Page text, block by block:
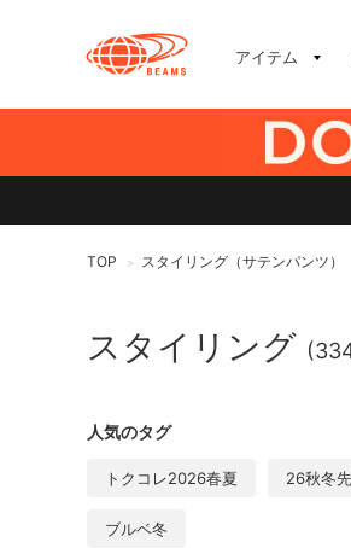
アイテム
TOP > スタイリング（サテンパンツ）
スタイリング
人気のタグ
トクコレ2026春夏 26秋冬
ブルベ冬